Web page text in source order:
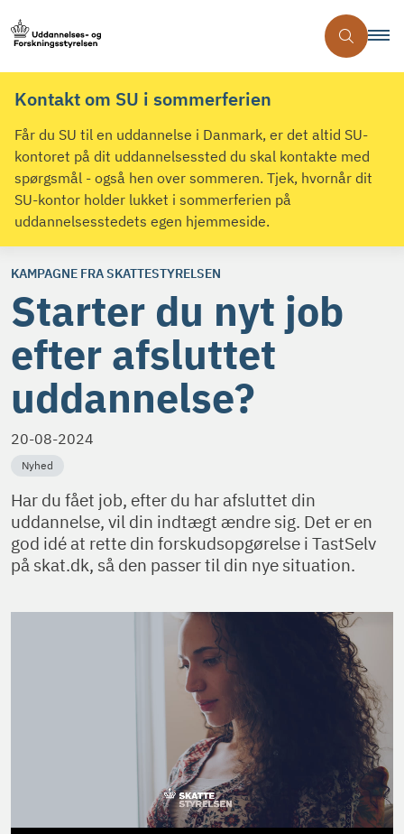
Kontakt om SU i sommerferien
Får du SU til en uddannelse i Danmark, er det altid SU-
kontoret på dit uddannelsessted du skal kontakte med
spørgsmål - også hen over sommeren. Tjek, hvornår dit
SU-kontor holder lukket i sommerferien på
uddannelsesstedets egen hjemmeside.
KAMPAGNE FRA SKATTESTYRELSEN
Starter du nyt job
efter afsluttet
uddannelse?
20-08-2024
Nyhed
Har du fået job, efter du har afsluttet din
uddannelse, vil din indtægt ændre sig. Det er en
god idé at rette din forskudsopgørelse i TastSelv
på skat.dk, så den passer til din nye situation.